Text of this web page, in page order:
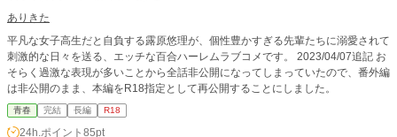
ありきた
平凡な女子高生だと自負する露原悠理が、個性豊かすぎる先輩たちに溺愛されて
刺激的な日々を送る、エッチな百合ハーレムラブコメです。 2023/04/07追記 お
そらく過激な表現が多いことから全話非公開になってしまっていたので、番外編
は非公開のまま、本編をR18指定として再公開することにしました。
青春 完結 長編 R18
24h.ポイント 85pt